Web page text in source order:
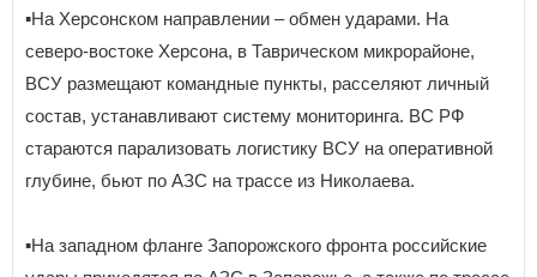
▪️На Херсонском направлении – обмен ударами. На
северо-востоке Херсона, в Таврическом микрорайоне,
ВСУ размещают командные пункты, расселяют личный
состав, устанавливают систему мониторинга. ВС РФ
стараются парализовать логистику ВСУ на оперативной
глубине, бьют по АЗС на трассе из Николаева.
▪️На западном фланге Запорожского фронта российские